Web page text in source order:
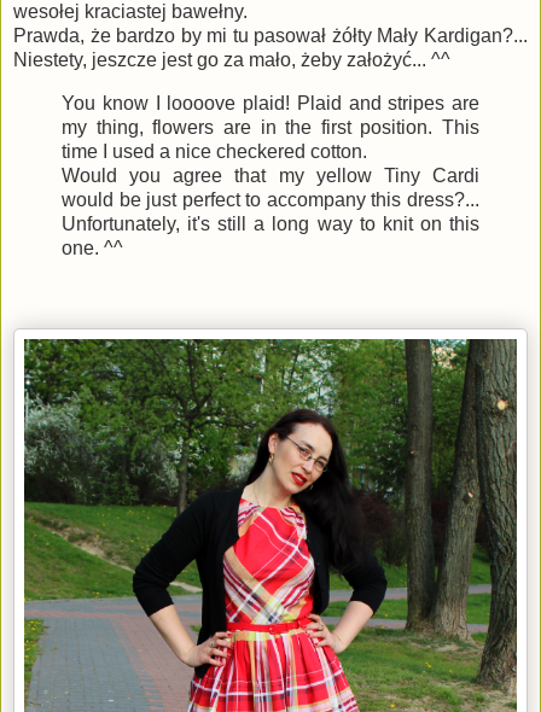
wesołej kraciastej bawełny.
Prawda, że bardzo by mi tu pasował żółty Mały Kardigan?...
Niestety, jeszcze jest go za mało, żeby założyć... ^^
You know I loooove plaid! Plaid and stripes are
my thing, flowers are in the first position. This
time I used a nice checkered cotton.
Would you agree that my yellow Tiny Cardi
would be just perfect to accompany this dress?...
Unfortunately, it's still a long way to knit on this
one. ^^